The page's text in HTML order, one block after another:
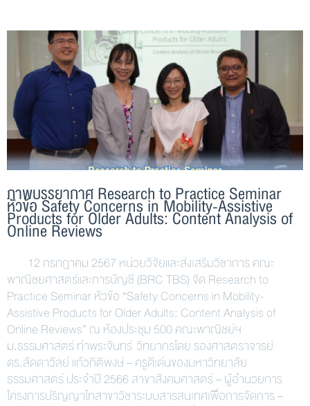
ภาพบรรยากาศ Research to Practice Seminar
หัวข้อ Safety Concerns in Mobility-Assistive
Products for Older Adults: Content Analysis of
Online Reviews
12 กรกฎาคม 2567 หน่วยวิจัยและส่งเสริมวิชาการ คณะ
พาณิชยศาสตร์และการบัญชี (BRC TBS) จัด Research to
Practice Seminar หัวข้อ “Safety Concerns in Mobility-
Assistive Products for Older Adults: Content Analysis of
Online Reviews” ณ ห้องประชุม 500 คณะพาณิชย์ฯ
ม.ธรรมศาสตร์ ท่าพระจันทร์ วิทยากรโดย รองศาสตราจารย์
ดร.ลัดดาวัลย์ แก้วกิติพงษ์ – ครูดีเด่นของมหาวิทยาลัย
ธรรมศาสตร์ ประจำปี 2566 สาขาสังคมศาสตร์ – ผู้อำนวยการ
โครงการปริญญาโทสาขาวิชาระบบสารสนเทศเพื่อการจัดการ –